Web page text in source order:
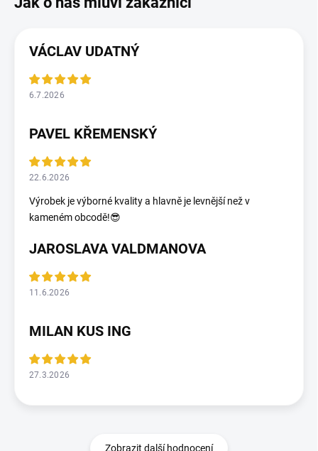
VÁCLAV UDATNÝ
6.7.2026
PAVEL KŘEMENSKÝ
22.6.2026
Výrobek je výborné kvality a hlavně je levnější než v
kameném obcodě!😎
JAROSLAVA VALDMANOVA
11.6.2026
MILAN KUS ING
27.3.2026
Zobrazit další hodnocení